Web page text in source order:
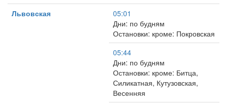
Львовская
05:01
Дни: по будням
Остановки: кроме: Покровская
05:44
Дни: по будням
Остановки: кроме: Битца,
Силикатная, Кутузовская,
Весенняя